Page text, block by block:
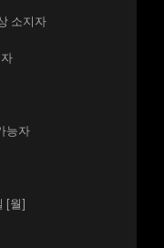
소지자
능자
[월]